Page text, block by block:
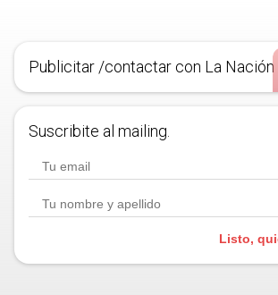
Publicitar /contactar con La Nación
Suscribite al mailing.
Listo,